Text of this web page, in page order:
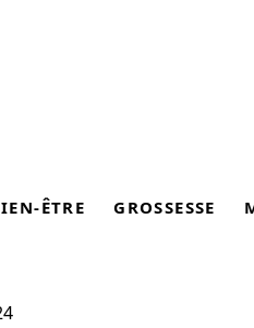
ÊTRE GROSSESSE